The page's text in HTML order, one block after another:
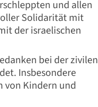
und allen
Solidarität mit
der israelischen
bei der zivilen
Insbesondere
von Kindern und